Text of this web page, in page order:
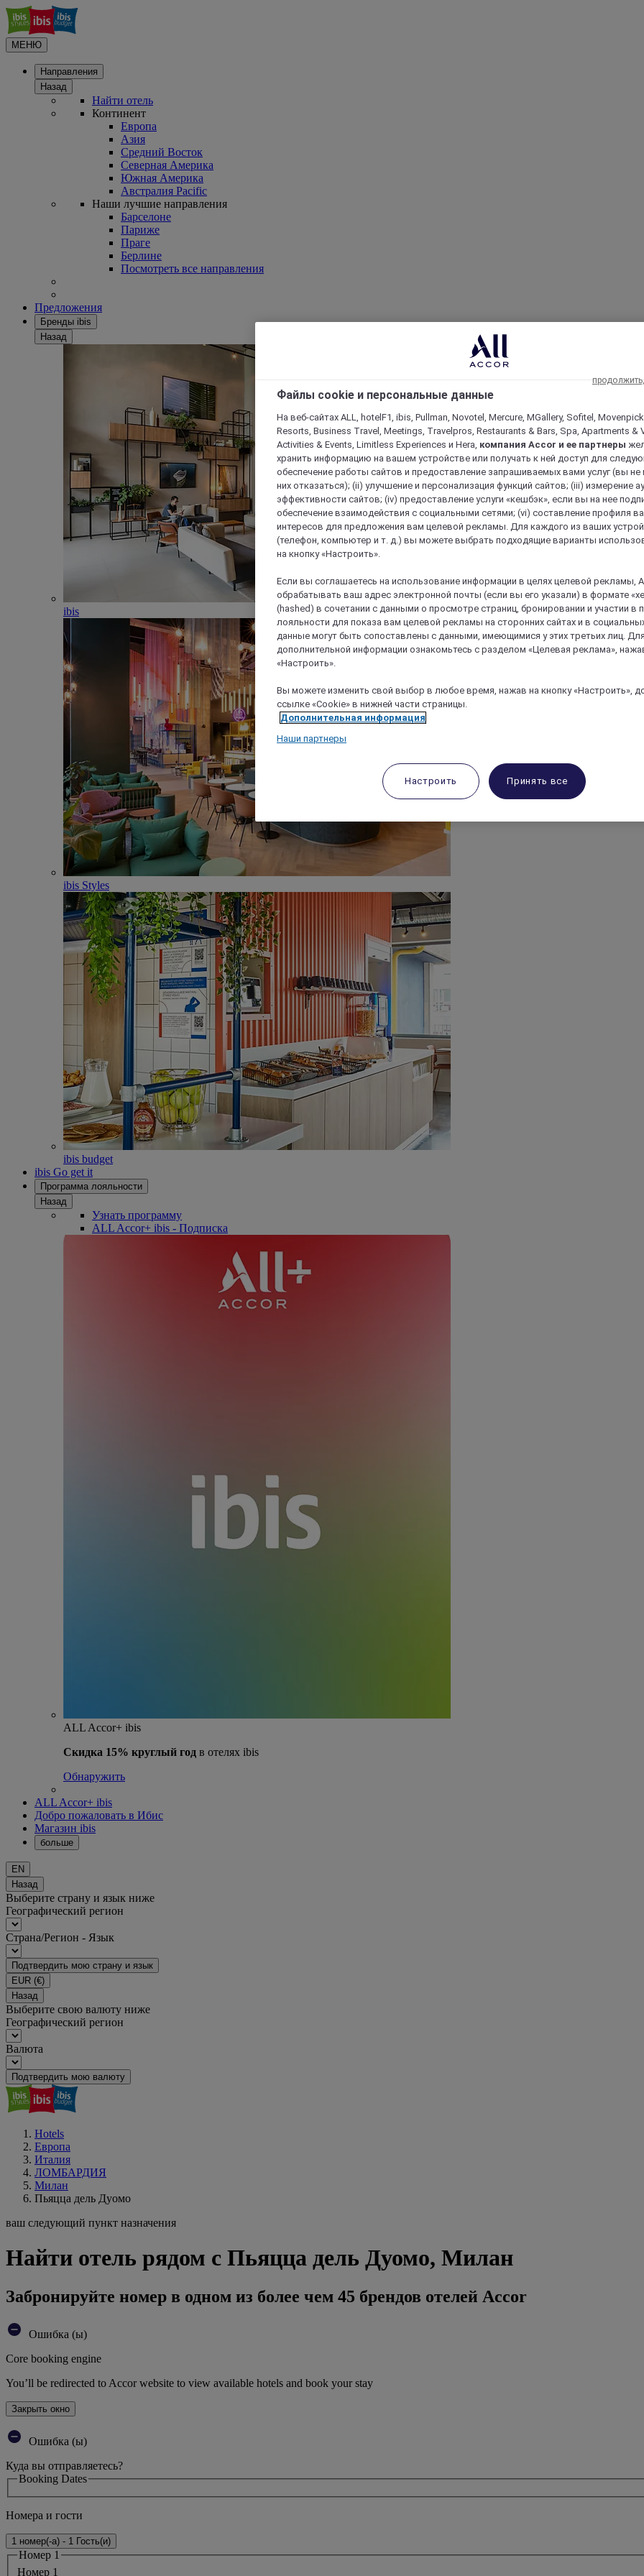
МЕНЮ
Направления
Назад
Найти отель
Континент
Европа
Азия
Средний Восток
Северная Америка
Южная Америка
Австралия Pacific
Наши лучшие направления
Барселоне
Париже
Праге
Берлине
Посмотреть все направления
Предложения
Бренды ibis
Назад
ibis
ibis Styles
ibis budget
ibis Go get it
Программа лояльности
Назад
Узнать программу
ALL Accor+ ibis - Подписка
ALL Accor+ ibis
Скидка 15% круглый год в отелях ibis
Обнаружить
ALL Accor+ ibis
Добро пожаловать в Ибис
Магазин ibis
больше
EN
Назад
Выберите страну и язык ниже
Географический регион
Страна/Регион - Язык
Подтвердить мою страну и язык
EUR (€)
Назад
Выберите свою валюту ниже
Географический регион
Валюта
Подтвердить мою валюту
Hotels
Европа
Италия
ЛОМБАРДИЯ
Милан
Пьяцца дель Дуомо
ваш следующий пункт назначения
Найти отель рядом с Пьяцца дель Дуомо, Милан
Забронируйте номер в одном из более чем 45 брендов отелей Accor
Ошибка (ы)
Core booking engine
You’ll be redirected to Accor website to view available hotels and book your stay
Закрыть окно
Ошибка (ы)
Куда вы отправляетесь?
Booking Dates
Номера и гости
1 номер(-а) - 1 Гость(и)
Номер 1
Номер 1
Файлы cookie и персональные данные
На веб-сайтах ALL, hotelF1, ibis, Pullman, Novotel, Mercure, MGallery, Sofitel,
Resorts, Business Travel, Meetings, Travelpros, Restaurants & Bars, Spa, Apartments &
Activities & Events, Limitless Experiences и Hera, компания Accor и ее партнеры
хранить информацию на вашем устройстве или получать к ней доступ для
обеспечение работы сайтов и предоставление запрашиваемых вами услуг (вы
них отказаться); (ii) улучшение и персонализация функций сайтов; (iii) измерение
эффективности сайтов; (iv) предоставление услуги «кешбэк», если вы на нее
обеспечение взаимодействия с социальными сетями; (vi) составление профиля
интересов для предложения вам целевой рекламы. Для каждого из ваших
(телефон, компьютер и т. д.) вы можете выбрать подходящие варианты
на кнопку «Настроить».
Если вы соглашаетесь на использование информации в целях целевой рекламы,
обрабатывать ваш адрес электронной почты (если вы его указали) в формате
(hashed) в сочетании с данными о просмотре страниц, бронировании и участии в
лояльности для показа вам целевой рекламы на сторонних сайтах и в
данные могут быть сопоставлены с данными, имеющимися у этих третьих лиц.
дополнительной информации ознакомьтесь с разделом «Целевая реклама»,
«Настроить».
Вы можете изменить свой выбор в любое время, нажав на кнопку «Настроить»,
ссылке «Cookie» в нижней части страницы.
Дополнительная информация
Наши партнеры
Настроить Принять все